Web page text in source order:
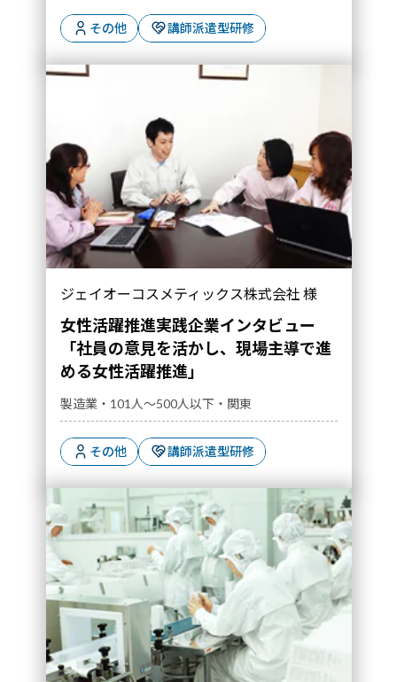
その他 講師派遣型研修
活躍推進」｜導入事例">
ジェイオーコスメティックス株式会社 様
女性活躍推進実践企業インタビュー
「社員の意見を活かし、現場主導で進
める女性活躍推進」
製造業・101人～500人以下・関東
その他 講師派遣型研修